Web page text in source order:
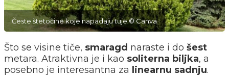
Česte štetočine koje napadaju tuje © Canva
Što se visine tiče, smaragd naraste i do šest
metara. Atraktivna je i kao soliterna biljka, a
posebno je interesantna za linearnu sadnju.